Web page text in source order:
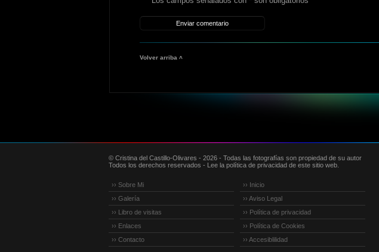
Volver arriba ˄
© Cristina del Castillo-Olivares - 2026 - Todas las fotografías son propiedad de su autor
Todos los derechos reservados - Lee la política de privacidad de este sitio web.
›› Sobre Mi
›› Galería
›› Libro de visitas
›› Enlaces
›› Contacto
›› Inicio
›› Aviso Legal
›› Política de privacidad
›› Política de Cookies
›› Accesiblilidad